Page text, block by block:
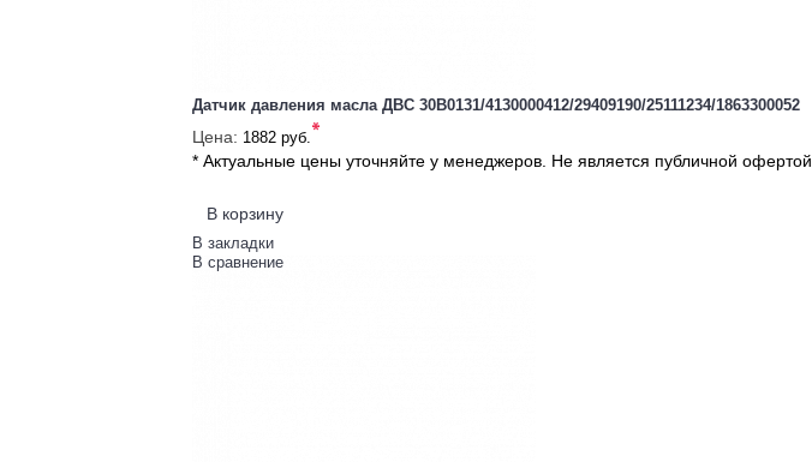
Датчик давления масла ДВС 30B0131/4130000412/29409190/25111234/1863300052
Цена: 1882 руб.*
* Актуальные цены уточняйте у менеджеров. Не является публичной офертой
В корзину
В закладки
В сравнение